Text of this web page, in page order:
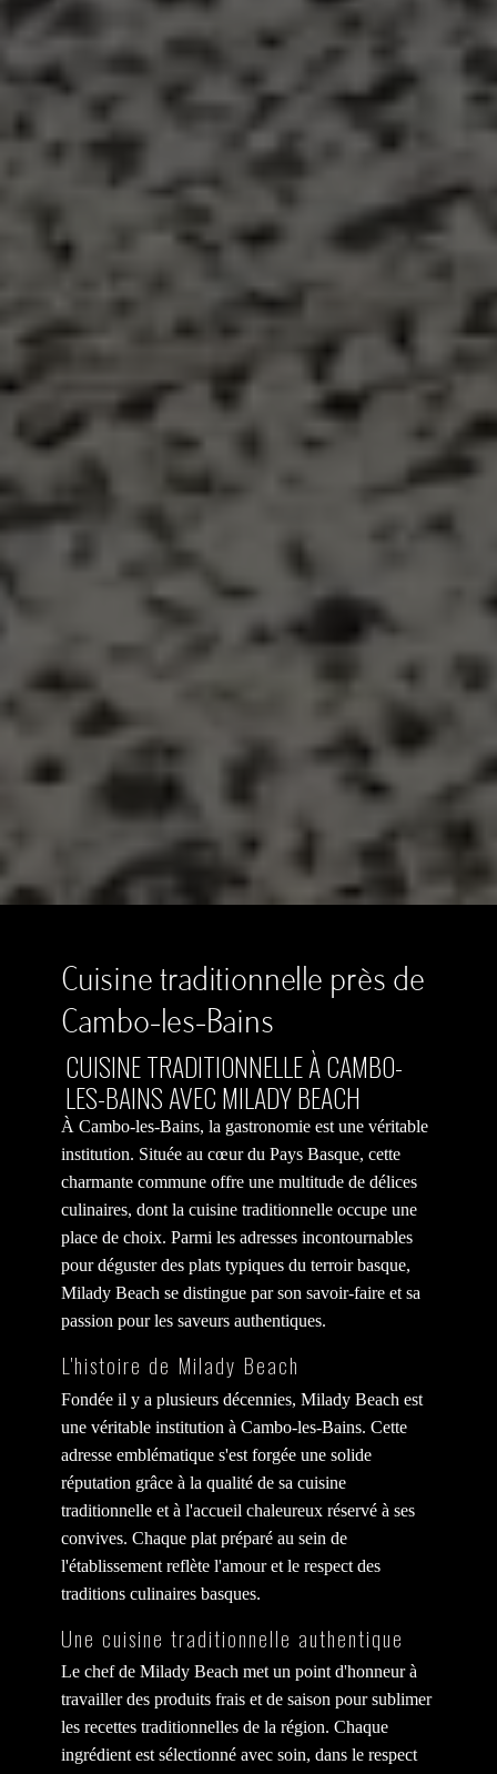
Cuisine traditionnelle près de
Cambo-les-Bains
CUISINE TRADITIONNELLE À CAMBO-
LES-BAINS AVEC MILADY BEACH
À Cambo-les-Bains, la gastronomie est une véritable
institution. Située au cœur du Pays Basque, cette
charmante commune offre une multitude de délices
culinaires, dont la cuisine traditionnelle occupe une
place de choix. Parmi les adresses incontournables
pour déguster des plats typiques du terroir basque,
Milady Beach se distingue par son savoir-faire et sa
passion pour les saveurs authentiques.
L'histoire de Milady Beach
Fondée il y a plusieurs décennies, Milady Beach est
une véritable institution à Cambo-les-Bains. Cette
adresse emblématique s'est forgée une solide
réputation grâce à la qualité de sa cuisine
traditionnelle et à l'accueil chaleureux réservé à ses
convives. Chaque plat préparé au sein de
l'établissement reflète l'amour et le respect des
traditions culinaires basques.
Une cuisine traditionnelle authentique
Le chef de Milady Beach met un point d'honneur à
travailler des produits frais et de saison pour sublimer
les recettes traditionnelles de la région. Chaque
ingrédient est sélectionné avec soin, dans le respect